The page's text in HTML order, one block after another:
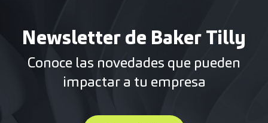
Newsletter de Baker Tilly
Conoce las novedades que pueden
impactar a tu empresa